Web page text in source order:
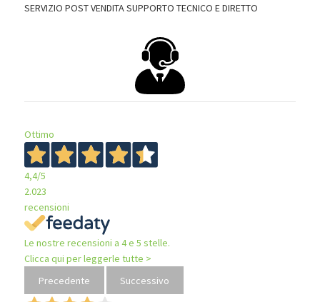
SERVIZIO POST VENDITA SUPPORTO TECNICO E DIRETTO
Ottimo
4,4/5
2.023
recensioni
Le nostre recensioni a 4 e 5 stelle.
Clicca qui per leggerle tutte >
Precedente
Successivo